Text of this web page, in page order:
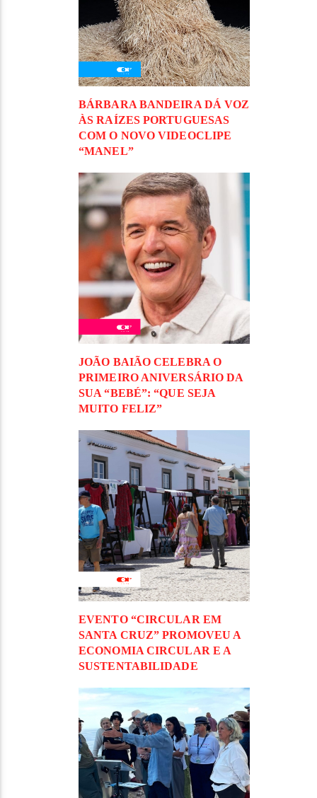
BÁRBARA BANDEIRA DÁ VOZ
ÀS RAÍZES PORTUGUESAS
COM O NOVO VIDEOCLIPE
“MANEL”
JOÃO BAIÃO CELEBRA O
PRIMEIRO ANIVERSÁRIO DA
SUA “BEBÉ”: “QUE SEJA
MUITO FELIZ”
EVENTO “CIRCULAR EM
SANTA CRUZ” PROMOVEU A
ECONOMIA CIRCULAR E A
SUSTENTABILIDADE